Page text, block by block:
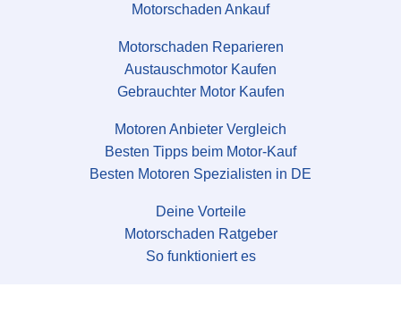
Motorschaden Ankauf
Motorschaden Reparieren
Austauschmotor Kaufen
Gebrauchter Motor Kaufen
Motoren Anbieter Vergleich
Besten Tipps beim Motor-Kauf
Besten Motoren Spezialisten in DE
Deine Vorteile
Motorschaden Ratgeber
So funktioniert es